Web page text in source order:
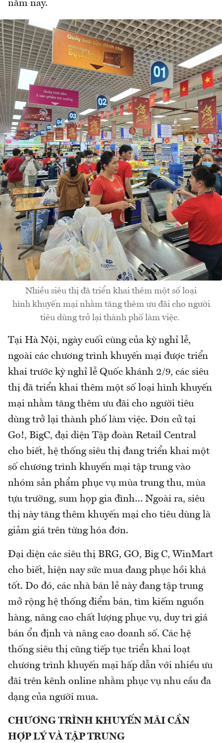
năm nay.
Nhiều siêu thị đã triển khai thêm một số loại
hình khuyến mại nhằm tăng thêm ưu đãi cho người
tiêu dùng trở lại thành phố làm việc.
Tại Hà Nội, ngày cuối cùng của kỳ nghỉ lễ,
ngoài các chương trình khuyến mại được triển
khai trước kỳ nghỉ lễ Quốc khánh 2/9, các siêu
thị đã triển khai thêm một số loại hình khuyến
mại nhằm tăng thêm ưu đãi cho người tiêu
dùng trở lại thành phố làm việc. Đơn cử tại
Go!, BigC, đại diện Tập đoàn Retail Central
cho biết, hệ thống siêu thị đang triển khai một
số chương trình khuyến mại tập trung vào
nhóm sản phẩm phục vụ mùa trung thu, mùa
tựu trường, sum họp gia đình… Ngoài ra, siêu
thị này tăng thêm khuyến mại cho tiêu dùng là
giảm giá trên từng hóa đơn.
Đại diện các siêu thị BRG, GO, Big C, WinMart
cho biết, hiện nay sức mua đang phục hồi khá
tốt. Do đó, các nhà bán lẻ này đang tập trung
mở rộng hệ thống điểm bán, tìm kiếm nguồn
hàng, nâng cao chất lượng phục vụ, duy trì giá
bán ổn định và nâng cao doanh số. Các hệ
thống siêu thị cũng tiếp tục triển khai loạt
chương trình khuyến mại hấp dẫn với nhiều ưu
đãi trên kênh online nhằm phục vụ nhu cầu đa
dạng của người mua.
CHƯƠNG TRÌNH KHUYẾN MÃI CẦN
HỢP LÝ VÀ TẬP TRUNG